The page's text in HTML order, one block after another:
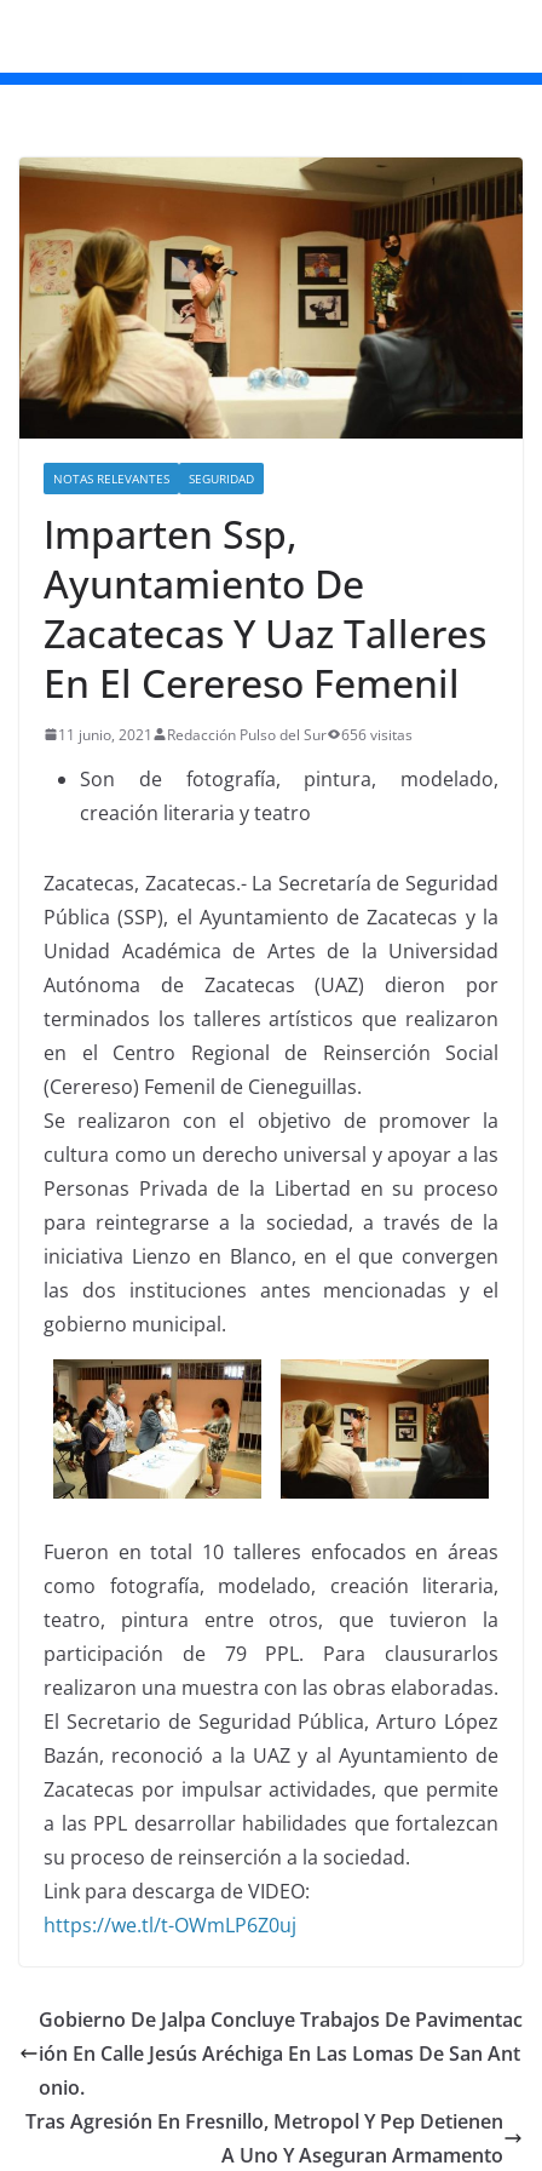
NOTAS RELEVANTES SEGURIDAD
Imparten Ssp,
Ayuntamiento De
Zacatecas Y Uaz Talleres
En El Cerereso Femenil
11 junio, 2021 Redacción Pulso del Sur 656 visitas
Son de fotografía, pintura, modelado,
creación literaria y teatro
Zacatecas, Zacatecas.- La Secretaría de Seguridad
Pública (SSP), el Ayuntamiento de Zacatecas y la
Unidad Académica de Artes de la Universidad
Autónoma de Zacatecas (UAZ) dieron por
terminados los talleres artísticos que realizaron
en el Centro Regional de Reinserción Social
(Cerereso) Femenil de Cieneguillas.
Se realizaron con el objetivo de promover la
cultura como un derecho universal y apoyar a las
Personas Privada de la Libertad en su proceso
para reintegrarse a la sociedad, a través de la
iniciativa Lienzo en Blanco, en el que convergen
las dos instituciones antes mencionadas y el
gobierno municipal.
Fueron en total 10 talleres enfocados en áreas
como fotografía, modelado, creación literaria,
teatro, pintura entre otros, que tuvieron la
participación de 79 PPL. Para clausurarlos
realizaron una muestra con las obras elaboradas.
El Secretario de Seguridad Pública, Arturo López
Bazán, reconoció a la UAZ y al Ayuntamiento de
Zacatecas por impulsar actividades, que permite
a las PPL desarrollar habilidades que fortalezcan
su proceso de reinserción a la sociedad.
Link para descarga de VIDEO:
https://we.tl/t-OWmLP6Z0uj
Gobierno De Jalpa Concluye Trabajos De Pavimentac
ión En Calle Jesús Aréchiga En Las Lomas De San Ant
onio.
Tras Agresión En Fresnillo, Metropol Y Pep Detienen
A Uno Y Aseguran Armamento